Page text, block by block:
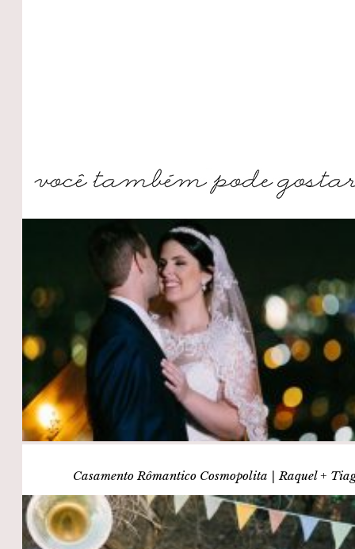
Casamento Rômantico Cosmopolita | Raquel +